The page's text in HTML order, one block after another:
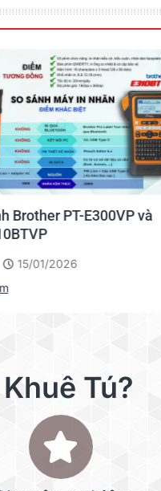
Brother PT-E300VP và
15/01/2026
Tú?